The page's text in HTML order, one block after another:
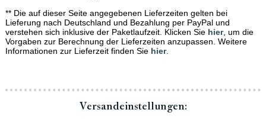
** Die auf dieser Seite angegebenen Lieferzeiten gelten bei
Lieferung nach Deutschland und Bezahlung per PayPal und
verstehen sich inklusive der Paketlaufzeit. Klicken Sie hier, um die
Vorgaben zur Berechnung der Lieferzeiten anzupassen. Weitere
Informationen zur Lieferzeit finden Sie hier.
Versand­einstellungen: